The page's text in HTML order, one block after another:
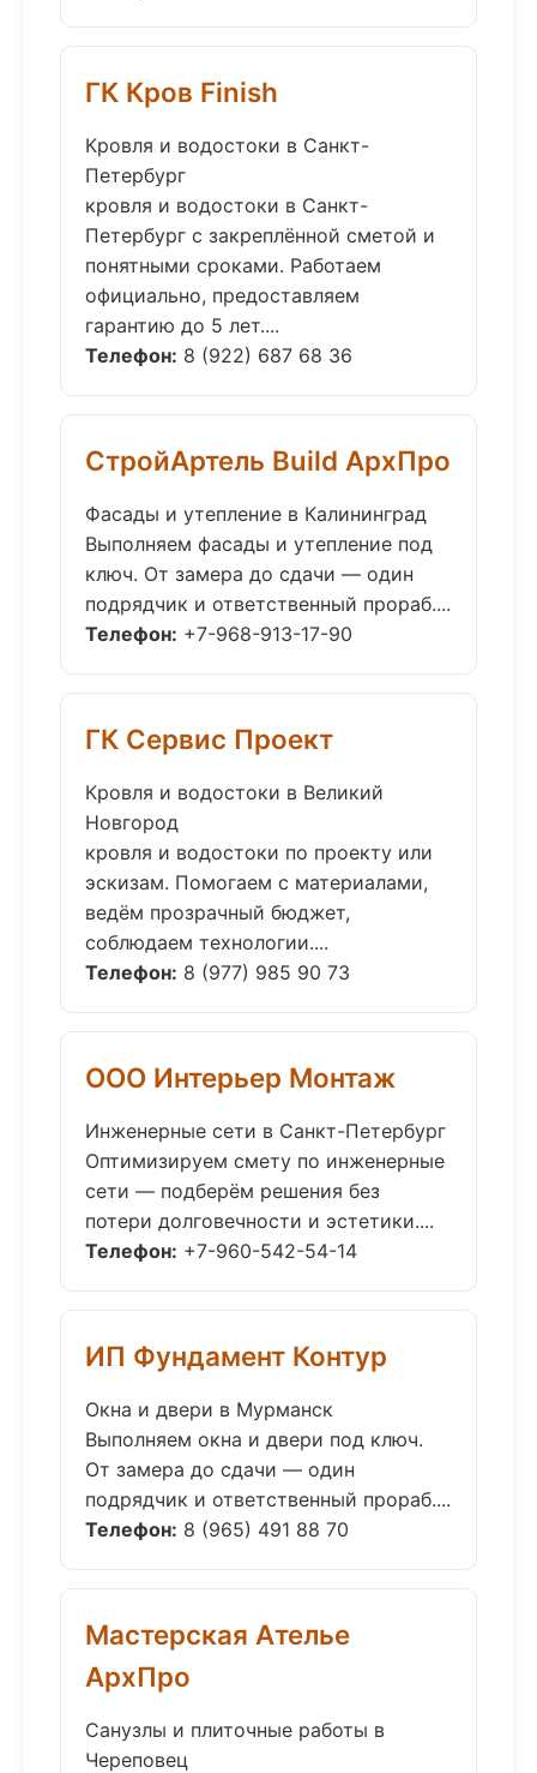
ГК Кров Finish
Кровля и водостоки в Санкт-
Петербург
кровля и водостоки в Санкт-
Петербург с закреплённой сметой и
понятными сроками. Работаем
официально, предоставляем
гарантию до 5 лет....
Телефон: 8 (922) 687 68 36
СтройАртель Build АрхПро
Фасады и утепление в Калининград
Выполняем фасады и утепление под
ключ. От замера до сдачи — один
подрядчик и ответственный прораб....
Телефон: +7-968-913-17-90
ГК Сервис Проект
Кровля и водостоки в Великий
Новгород
кровля и водостоки по проекту или
эскизам. Помогаем с материалами,
ведём прозрачный бюджет,
соблюдаем технологии....
Телефон: 8 (977) 985 90 73
ООО Интерьер Монтаж
Инженерные сети в Санкт-Петербург
Оптимизируем смету по инженерные
сети — подберём решения без
потери долговечности и эстетики....
Телефон: +7-960-542-54-14
ИП Фундамент Контур
Окна и двери в Мурманск
Выполняем окна и двери под ключ.
От замера до сдачи — один
подрядчик и ответственный прораб....
Телефон: 8 (965) 491 88 70
Мастерская Ателье
АрхПро
Санузлы и плиточные работы в
Череповец